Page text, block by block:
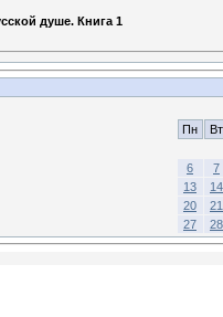
душе. Книга 1
Пн Вт
6
7
13
14
20
21
27
28